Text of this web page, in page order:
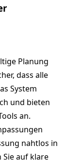
Planung
dass alle
System
und bieten
an.
nahtlos in
auf klare